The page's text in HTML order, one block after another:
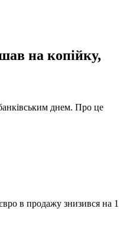
на копійку,
днем. Про це
в продажу знизився на 1